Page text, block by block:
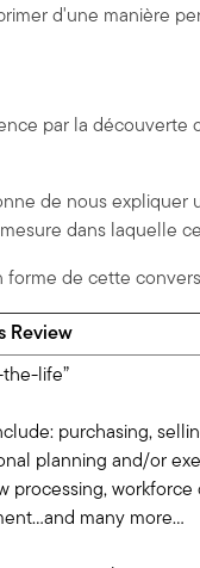
d'une manière
par la
de nous
dans laquelle
de cette
Review
the-life”
purchasing,
planning and/or
processing, workforce
many more…